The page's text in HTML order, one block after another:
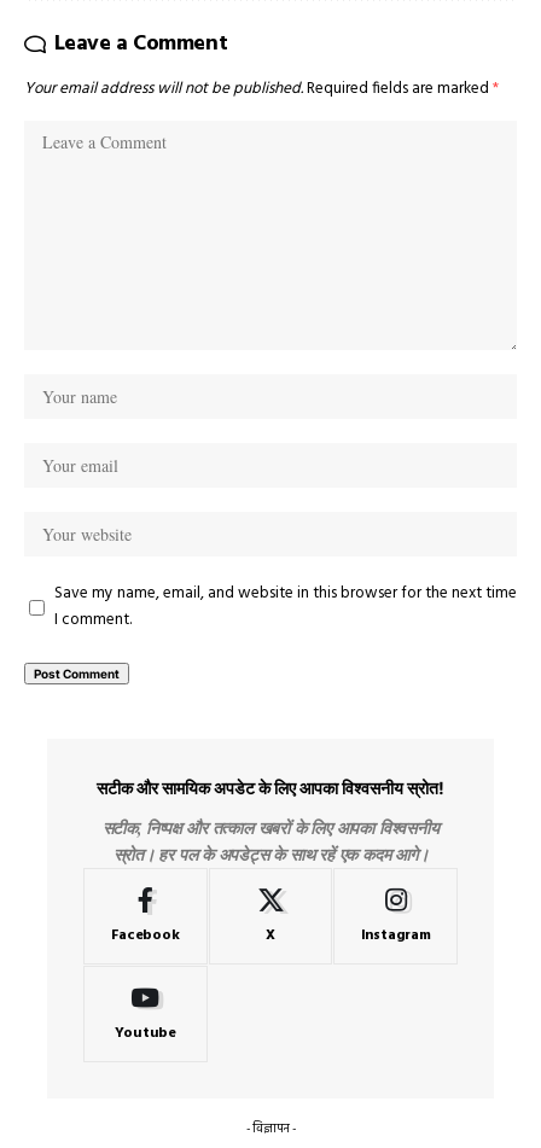
Leave a Comment
Your email address will not be published.Required fields are marked*
Save my name, email, and website in this browser for the next time
I comment.
सटीक और सामयिक अपडेट के लिए आपका विश्वसनीय स्रोत!
सटीक, निष्पक्ष और तत्काल खबरों के लिए आपका विश्वसनीय
स्रोत। हर पल के अपडेट्स के साथ रहें एक कदम आगे।
Facebook X Instagram
Youtube
- विज्ञापन -